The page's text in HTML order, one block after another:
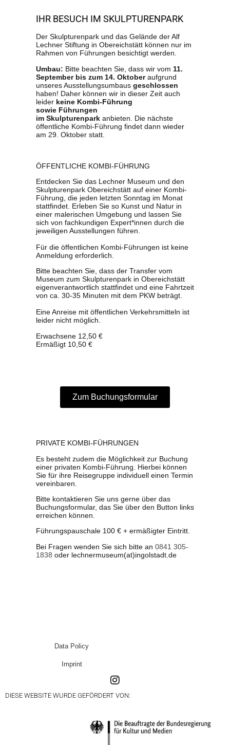
IHR BESUCH IM SKULPTURENPARK
Der Skulpturenpark und das Gelände der Alf
Lechner Stiftung in Obereichstätt können nur im
Rahmen von Führungen besichtigt werden.
Umbau: Bitte beachten Sie, dass wir vom 11.
September bis zum 14. Oktoberaufgrund
unseres Ausstellungsumbaus geschlossen
haben! Daher können wir in dieser Zeit auch
leider keine Kombi-Führung
sowie Führungen
im Skulpturenpark anbieten. Die nächste
öffentliche Kombi-Führung findet dann wieder
am 29. Oktober statt.
ÖFFENTLICHE KOMBI-FÜHRUNG
Entdecken Sie das Lechner Museum und den
Skulpturenpark Obereichstätt auf einer Kombi-
Führung, die jeden letzten Sonntag im Monat
stattfindet. Erleben Sie so Kunst und Natur in
einer malerischen Umgebung und lassen Sie
sich von fachkundigen Expert*innen durch die
jeweiligen Ausstellungen führen.
Für die öffentlichen Kombi-Führungen ist keine
Anmeldung erforderlich.
Bitte beachten Sie, dass der Transfer vom
Museum zum Skulpturenpark in Obereichstätt
eigenverantwortlich stattfindet und eine Fahrtzeit
von ca. 30-35 Minuten mit dem PKW beträgt.
Eine Anreise mit öffentlichen Verkehrsmitteln ist
leider nicht möglich.
Erwachsene 12,50 €
Ermäßigt 10,50 €
Zum Buchungsformular
PRIVATE KOMBI-FÜHRUNGEN
Es besteht zudem die Möglichkeit zur Buchung
einer privaten Kombi-Führung. Hierbei können
Sie für ihre Reisegruppe individuell einen Termin
vereinbaren.
Bitte kontaktieren Sie uns gerne über das
Buchungsformular, das Sie über den Button links
erreichen können.
Führungspauschale 100 € + ermäßigter Eintritt.
Bei Fragen wenden Sie sich bitte an 0841 305-
1838 oder lechnermuseum(at)ingolstadt.de
Data Policy
Imprint
DIESE WEBSITE WURDE GEFÖRDERT VON: